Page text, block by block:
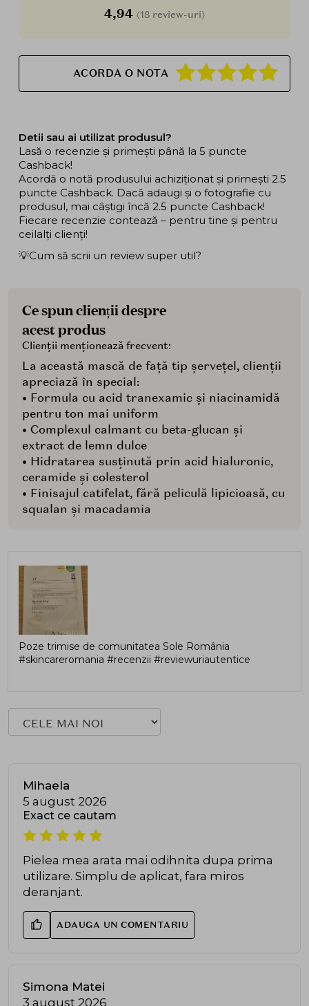
4,94 (18 review-uri)
ACORDA O NOTA
Detii sau ai utilizat produsul?
Lasă o recenzie și primești până la 5 puncte
Cashback!
Acordă o notă produsului achiziționat și primești 2.5
puncte Cashback. Dacă adaugi și o fotografie cu
produsul, mai câștigi încă 2.5 puncte Cashback!
Fiecare recenzie contează – pentru tine și pentru
ceilalți clienți!
💡Cum să scrii un review super util?
Ce spun clienții despre
acest produs
Clienții menționează frecvent:
La această mască de față tip șervețel, clienții
apreciază în special:
• Formula cu acid tranexamic și niacinamidă
pentru ton mai uniform
• Complexul calmant cu beta-glucan și
extract de lemn dulce
• Hidratarea susținută prin acid hialuronic,
ceramide și colesterol
• Finisajul catifelat, fără peliculă lipicioasă, cu
squalan și macadamia
Poze trimise de comunitatea Sole România
#skincareromania #recenzii #reviewuriautentice
Mihaela
5 august 2026
Exact ce cautam
Pielea mea arata mai odihnita dupa prima
utilizare. Simplu de aplicat, fara miros
deranjant.
ADAUGA UN COMENTARIU
Simona Matei
3 august 2026